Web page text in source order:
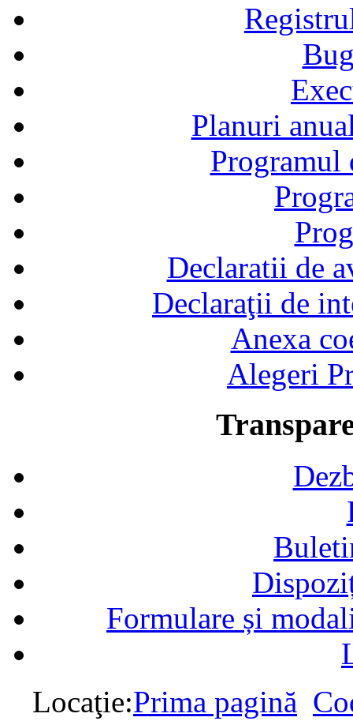
Planuri
Declaratii de
Declaraţii de
Anexa
Alegeri
Formulare și
Locaţie:Prima pagină